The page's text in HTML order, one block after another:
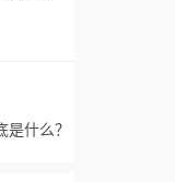
是什么？